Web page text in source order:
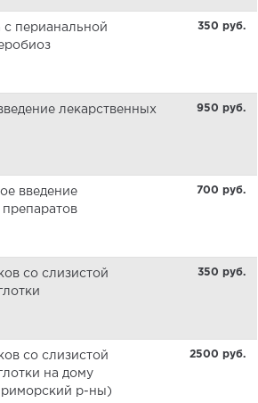
с перианальной
350 pуб.
лекарственных
950 pуб.
введение
700 pуб.
со слизистой
350 pуб.
со слизистой
на дому
р-ны)
2500 pуб.